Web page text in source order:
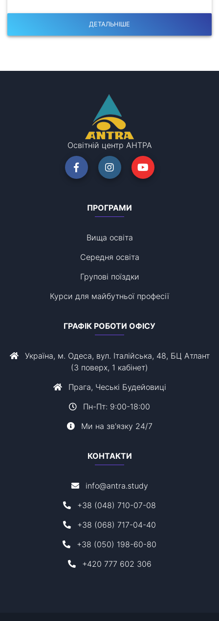
ДЕТАЛЬНІШЕ
Освітній центр АНТРА
ПРОГРАМИ
Вища освіта
Середня освіта
Групові поїздки
Курси для майбутньої професії
ГРАФІК РОБОТИ ОФІСУ
Україна, м. Одеса, вул. Італійська, 48, БЦ Атлант
(3 поверх, 1 кабінет)
Прага, Чеські Будейовиці
Пн-Пт: 9:00-18:00
Ми на зв'язку 24/7
КОНТАКТИ
info@antra.study
+38 (048) 710-07-08
+38 (068) 717-04-40
+38 (050) 198-60-80
+420 777 602 306